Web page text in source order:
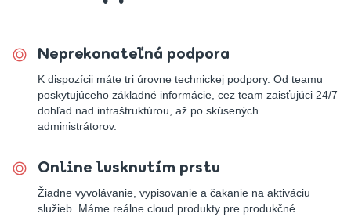
Neprekonateľná podpora
K dispozícii máte tri úrovne technickej podpory. Od teamu
poskytujúceho základné informácie, cez team zaisťujúci 24/7
dohľad nad infraštruktúrou, až po skúsených
administrátorov.
Online lusknutím prstu
Žiadne vyvolávanie, vypisovanie a čakanie na aktiváciu
služieb. Máme reálne cloud produkty pre produkčné